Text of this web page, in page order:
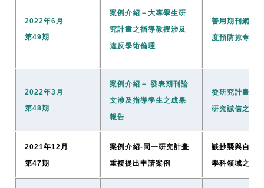
2022年6月
第49期
案例介紹－大專學生研
究計畫之指導教授涉及
違反學術倫理
善用期刊網站
度預防掠奪性
2022年3月
第48期
案例介紹－ 發表期刊論
文涉及指導學生之成果
報告
從研究計畫的
研究誠信之落
2021年12月
第47期
案例介紹- 同一研究計畫
重複提出申請案例
談抄襲與自我
學科領域之觀